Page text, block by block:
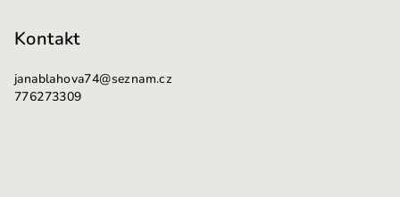
Kontakt
janablahova74@seznam.cz
776273309